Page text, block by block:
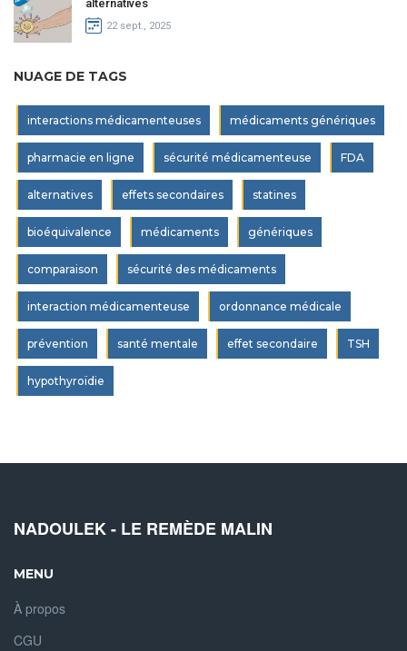
alternatives
22 sept., 2025
NUAGE DE TAGS
interactions médicamenteuses médicaments génériques
pharmacie en ligne sécurité médicamenteuse FDA
alternatives effets secondaires statines
bioéquivalence médicaments génériques
comparaison sécurité des médicaments
interaction médicamenteuse ordonnance médicale
prévention santé mentale effet secondaire TSH
hypothyroïdie
NADOULEK - LE REMÈDE MALIN
MENU
À propos
CGU